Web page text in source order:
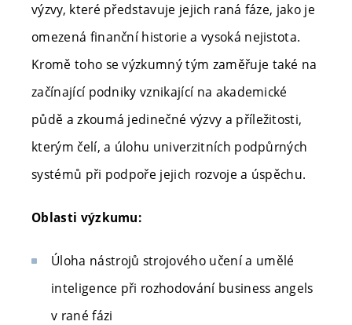
výzvy, které představuje jejich raná fáze, jako je
omezená finanční historie a vysoká nejistota.
Kromě toho se výzkumný tým zaměřuje také na
začínající podniky vznikající na akademické
půdě a zkoumá jedinečné výzvy a příležitosti,
kterým čelí, a úlohu univerzitních podpůrných
systémů při podpoře jejich rozvoje a úspěchu.
Oblasti výzkumu:
Úloha nástrojů strojového učení a umělé
inteligence při rozhodování business angels
v rané fázi